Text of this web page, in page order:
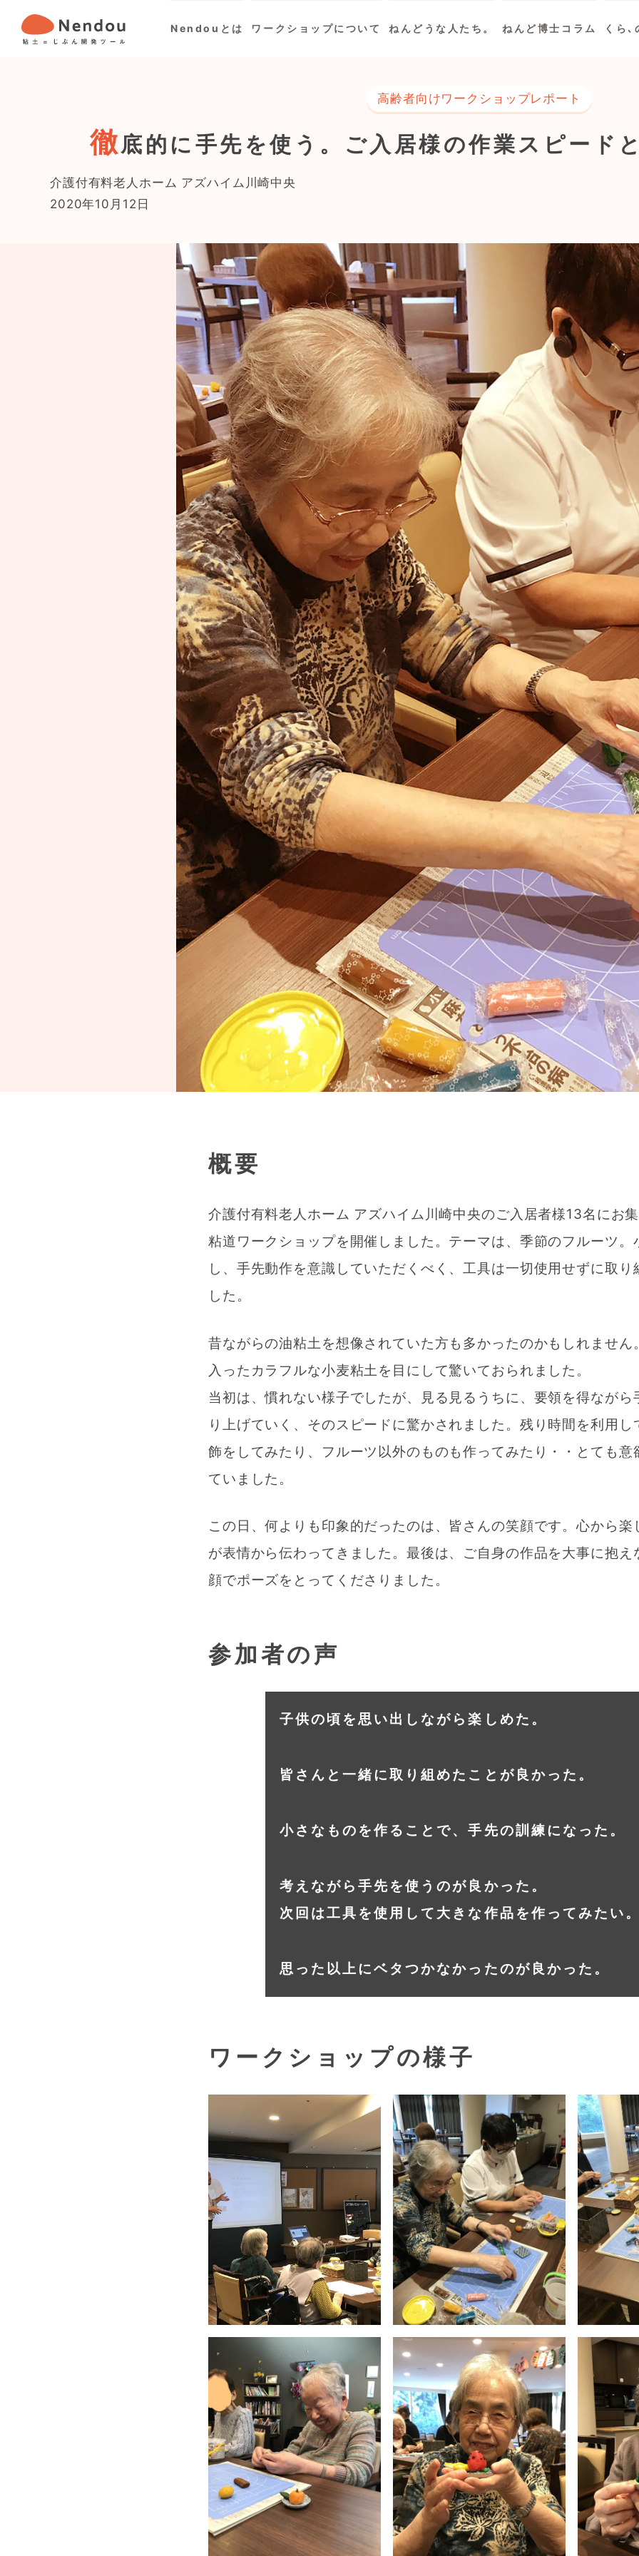
Nendouとは ワークショップについて ねんどうな人たち。 ねんど博士コラム くら､
高齢者向けワークショップレポート
徹底的に手先を使う。ご入居様の作業スピード
介護付有料老人ホーム アズハイム川崎中央
2020年10月12日
概要
介護付有料老人ホーム アズハイム川崎中央のご入居者様13名にお
粘道ワークショップを開催しました。テーマは、季節のフルーツ。
し、手先動作を意識していただくべく、工具は一切使用せずに取り
した。
昔ながらの油粘土を想像されていた方も多かったのかもしれません
入ったカラフルな小麦粘土を目にして驚いておられました。
当初は、慣れない様子でしたが、見る見るうちに、要領を得ながら
り上げていく、そのスピードに驚かされました。残り時間を利用し
飾をしてみたり、フルーツ以外のものも作ってみたり・・とても意
ていました。
この日、何よりも印象的だったのは、皆さんの笑顔です。心から楽
が表情から伝わってきました。最後は、ご自身の作品を大事に抱え
顔でポーズをとってくださりました。
参加者の声
子供の頃を思い出しながら楽しめた。
皆さんと一緒に取り組めたことが良かった。
小さなものを作ることで、手先の訓練になった。
考えながら手先を使うのが良かった。
次回は工具を使用して大きな作品を作ってみたい
思った以上にベタつかなかったのが良かった。
ワークショップの様子